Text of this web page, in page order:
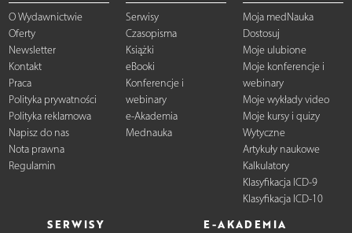
O Wydawnictwie
Oferty
Newsletter
Kontakt
Praca
Polityka prywatności
Polityka reklamowa
Napisz do nas
Nota prawna
Regulamin
Serwisy
Czasopisma
Książki
eBooki
Konferencje i
webinary
e-Akademia
Mednauka
Moja medNauka
Dostosuj
Moje ulubione
Moje konferencje i
webinary
Moje wykłady video
Moje kursy i quizy
Wytyczne
Artykuły naukowe
Kalkulatory
Klasyfikacja ICD-9
Klasyfikacja ICD-10
SERWISY E-AKADEMIA